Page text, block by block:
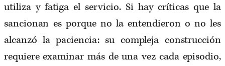
utiliza y fatiga el servicio. Si hay críticas que la
sancionan es porque no la entendieron o no les
alcanzó la paciencia: su compleja construcción
requiere examinar más de una vez cada episodio,